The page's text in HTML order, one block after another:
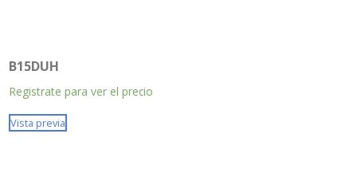
B15DUH
Registrate para ver el precio
Vista previa